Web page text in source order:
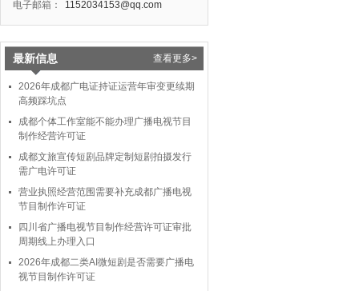
电子邮箱：
1152034153@qq.com
最新信息 查看更多>
2026年成都广电证持证运营年审变更续期
高频踩坑点
成都个体工作室能不能办理广播电视节目
制作经营许可证
成都文旅宣传短剧品牌定制短剧拍摄发行
需广电许可证
营业执照经营范围需要补充成都广播电视
节目制作许可证
四川省广播电视节目制作经营许可证审批
周期线上办理入口
2026年成都二类AI微短剧是否需要广播电
视节目制作许可证